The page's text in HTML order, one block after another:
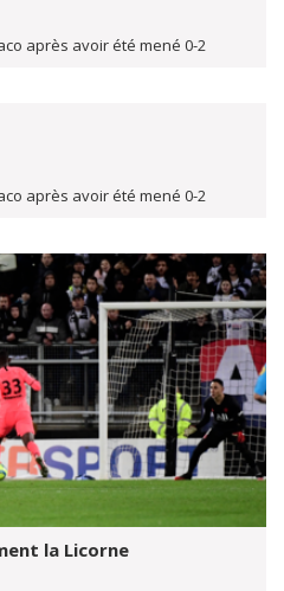
après avoir été mené 0-2
après avoir été mené 0-2
la Licorne